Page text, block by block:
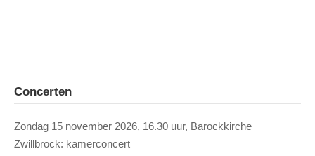
Concerten
Zondag 15 november 2026, 16.30 uur, Barockkirche
Zwillbrock: kamerconcert